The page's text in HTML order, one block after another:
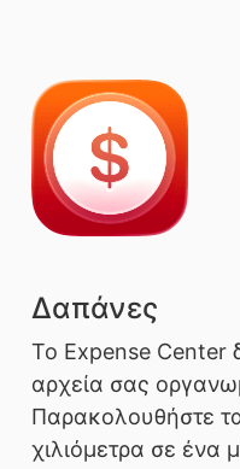
Δαπάνες
Το Expense Center
αρχεία σας
Παρακολουθήστε
χιλιόμετρα σε ένα